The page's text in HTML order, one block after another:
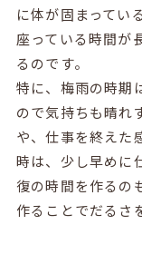
に体が固まってい
座っている時間が
るのです。
特に、梅雨の時期
ので気持ちも晴れ
や、仕事を終えた
時は、少し早めに
復の時間を作るの
作ることでだるさ